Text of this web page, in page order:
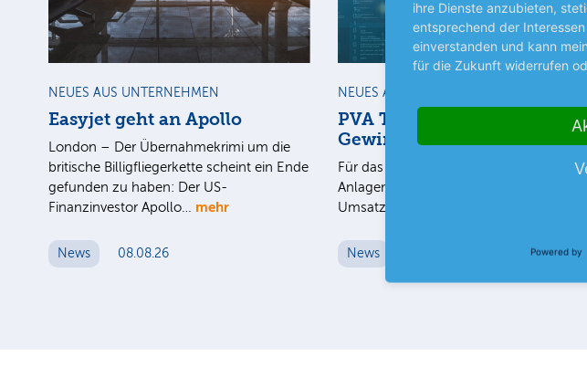
NEUES AUS UNTERNEHMEN
Easyjet geht an Apollo
London – Der Übernahmekrimi um die
britische Billigfliegerkette scheint ein Ende
gefunden zu haben: Der US-
Finanzinvestor Apollo… mehr
News 08.08.26
NEUES AUS UNTERNEHMEN
PVA Tepla mit
Gewinneinbruch
Für das 1. Halbjahr weist der Hightech-
Anlagenbauer einen nahezu konstanten
Umsatz aus.
News
ihre Dienste anzubieten,
entsprechend der
einverstanden und kann
für die Zukunft widerrufen
Powered by